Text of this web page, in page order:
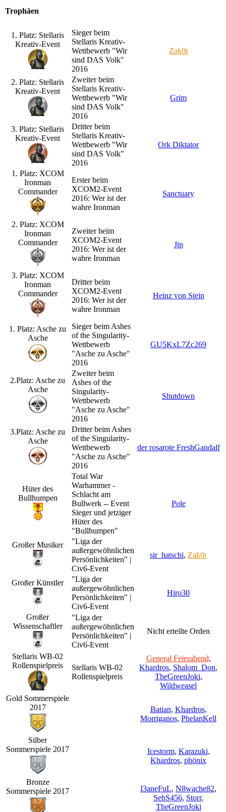
Trophäen
1. Platz: Stellaris
Kreativ-Event
Sieger beim
Stellaris Kreativ-
Wettbewerb "Wir
sind DAS Volk"
2016
Zak0r
2. Platz: Stellaris
Kreativ-Event
Zweiter beim
Stellaris Kreativ-
Wettbewerb "Wir
sind DAS Volk"
2016
Grim
3. Platz: Stellaris
Kreativ-Event
Dritter beim
Stellaris Kreativ-
Wettbewerb "Wir
sind DAS Volk"
2016
Ork Diktator
1. Platz: XCOM
Ironman
Commander
Erster beim
XCOM2-Event
2016: Wer ist der
wahre Ironman
Sanctuary
2. Platz: XCOM
Ironman
Commander
Zweiter beim
XCOM2-Event
2016: Wer ist der
wahre Ironman
Jin
3. Platz: XCOM
Ironman
Commander
Dritter beim
XCOM2-Event
2016: Wer ist der
wahre Ironman
Heinz von Stein
1. Platz: Asche zu
Asche
Sieger beim Ashes
of the Singularity-
Wettbewerb
"Asche zu Asche"
2016
GU5KxL7Zc269
2.Platz: Asche zu
Asche
Zweiter beim
Ashes of the
Singularity-
Wettbewerb
"Asche zu Asche"
2016
Shutdown
3.Platz: Asche zu
Asche
Dritter beim Ashes
of the Singularity-
Wettbewerb
"Asche zu Asche"
2016
der rosarote FreshGandalf
Hüter des
Bullhumpen
Total War
Warhammer -
Schlacht am
Bullwerk -- Event
Sieger und jetziger
Hüter des
"Bullhumpen"
Pole
Großer Musiker
"Liga der
außergewöhnlichen
Persönlichkeiten" |
Civ6-Event
sir_hatschi, Zak0r
Großer Künstler
"Liga der
außergewöhnlichen
Persönlichkeiten" |
Civ6-Event
Hiro30
Großer
Wissenschaftler
"Liga der
außergewöhnlichen
Persönlichkeiten" |
Civ6-Event
Nicht erteilte Orden
Stellaris WB-02
Rollenspielpreis
Stellaris WB-02
Rollenspielpreis
General Feierabend,
Khardros, Shalom_Don,
TheGreenJoki,
Wildweasel
Gold Sommerspiele
2017
Batian, Khardros,
Morriganos, PhelanKell
Silber
Sommerspiele 2017
Icestorm, Karazuki,
Khardros, phönix
Bronze
Sommerspiele 2017
I3aneFuL, N8wache82,
SebS456, Storr,
TheGreenJoki